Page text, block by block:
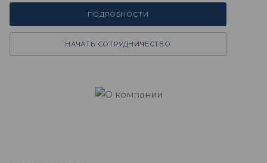
ПОДРОБНОСТИ
НАЧАТЬ СОТРУДНИЧЕСТВО